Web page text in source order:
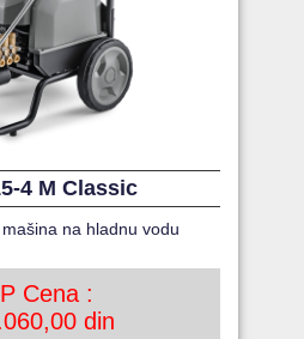
4 M Classic
na hladnu vodu
Cena :
din